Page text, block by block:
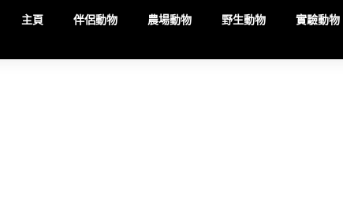
主頁 伴侶動物 農場動物 野生動物 實驗動物